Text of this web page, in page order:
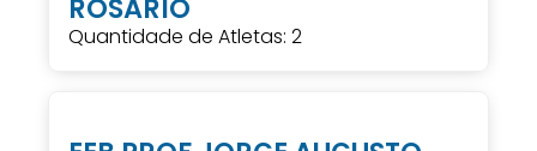
ROSARIO
Quantidade de Atletas: 2